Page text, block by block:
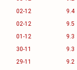
02-12 9.4
02-12 9.5
01-12 9.3
30-11 9.3
29-11 9.2